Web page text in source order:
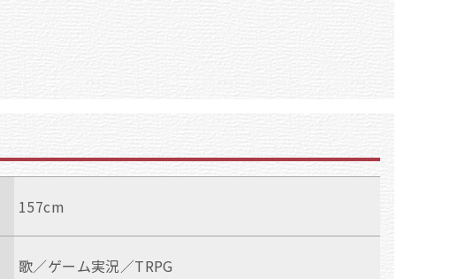
157cm
歌／ゲーム実況／TRPG